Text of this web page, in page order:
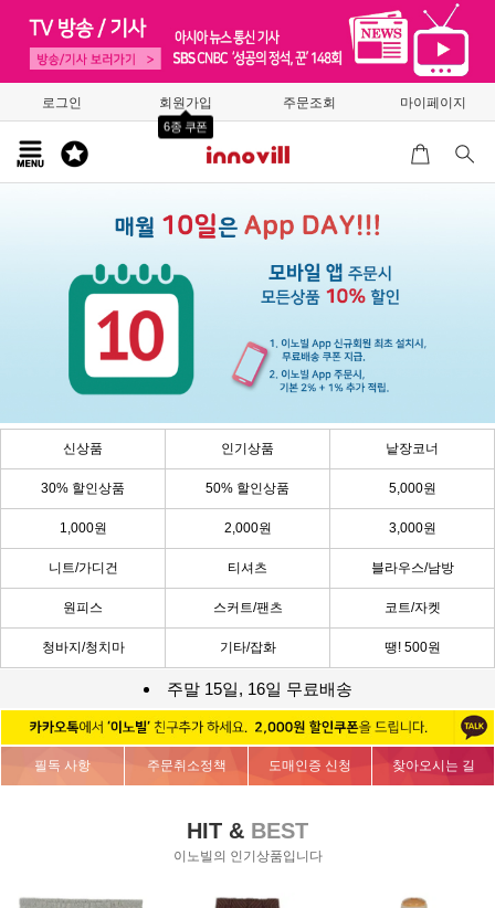
로그인 회원가입
6종 쿠폰
주문조회 마이페이지
신상품 인기상품 낱장코너
30% 할인상품 50% 할인상품 5,000원
1,000원 2,000원 3,000원
니트/가디건 티셔츠 블라우스/남방
원피스 스커트/팬츠 코트/자켓
청바지/청치마 기타/잡화 땡! 500원
주말 15일, 16일 무료배송
필독 사항 주문취소정책 도매인증 신청 찾아오시는 길
HIT & BEST
이노빌의 인기상품입니다